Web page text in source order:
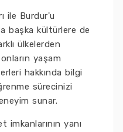
ile Burdur'u
başka kültürlere de
ülkelerden
yaşam
hakkında bilgi
sürecinizi
sunar.
yanı